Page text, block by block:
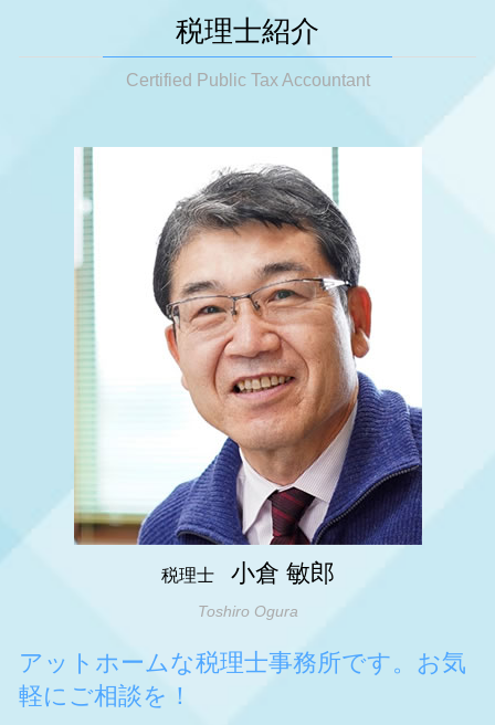
会社設立 メリット 税務
会社設立 流れ 自分で
会社設立 メリット 税理士
税務調査 金額
税務調査 立会料
税務調査 確率 法人
税務調査 結果
税務調査 聞かれること
税務調査 結果 遅い
節税対策 法人
事業承継
事業承継税制 いつまで
税務相談 どこまで
事業承継 税理士
節税対策 個人事業主
税務顧問 とは
決算前 節税対策
税務顧問
相続税 未分割
相続税 いくらから払う
相続 生前贈与
相続税 保険金
相続税 障害者控除
相続税 いくらから 配偶者
相続税 配偶者控除 計算
相続税 放棄
相続税
相続税 いくらからかかるの
相続税申告 自分で
相続 税理士 費用
神戸市 事業承継
明石市 法人成り
神戸市 法人成り
神戸市 税務顧問
神戸市 税務調査
大阪市 節税対策
姫路市 会社設立
明石市 節税対策
明石市 相続税 申告
明石市 起業支援
大阪市 法人成り
明石市 会社設立
姫路市 相続税 申告
明石市 相続 対策
大阪市 税務相談
姫路市 事業承継
税理士紹介
Certified Public Tax Accountant
税理士 小倉 敏郎
Toshiro Ogura
アットホームな税理士事務所です。お気
軽にご相談を！